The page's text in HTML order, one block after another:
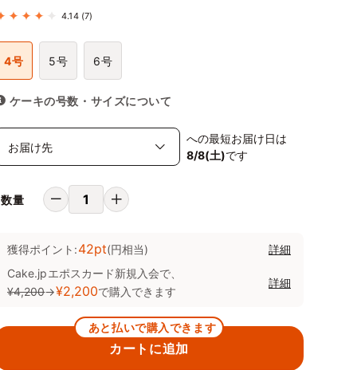
4.14 (7)
4号 5号 6号
ケーキの号数・サイズについて
への最短お届け日は
8/8(土)です
数量
獲得ポイント:42pt(円相当)
詳細
Cake.jpエポスカード新規入会で、
¥4,200→¥2,200で購入できます
詳細
カートに追加
あと払いで購入できます